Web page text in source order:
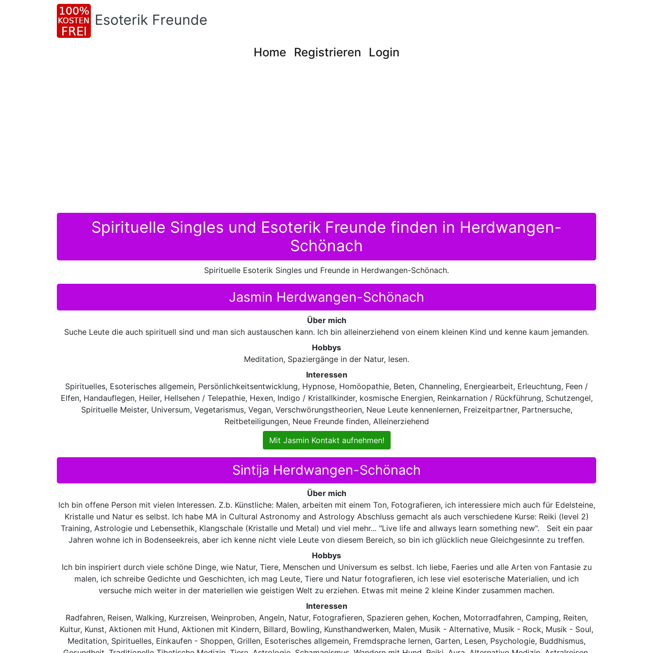
Esoterik Freunde
Home Registrieren Login
Spirituelle Singles und Esoterik Freunde finden in Herdwangen-
Schönach
Spirituelle Esoterik Singles und Freunde in Herdwangen-Schönach.
Jasmin Herdwangen-Schönach
Über mich
Suche Leute die auch spirituell sind und man sich austauschen kann. Ich bin alleinerziehend von einem kleinen Kind und kenne kaum jemanden.
Hobbys
Meditation, Spaziergänge in der Natur, lesen.
Interessen
Spirituelles, Esoterisches allgemein, Persönlichkeitsentwicklung, Hypnose, Homöopathie, Beten, Channeling, Energiearbeit, Erleuchtung, Feen /
Elfen, Handauflegen, Heiler, Hellsehen / Telepathie, Hexen, Indigo / Kristallkinder, kosmische Energien, Reinkarnation / Rückführung, Schutzengel,
Spirituelle Meister, Universum, Vegetarismus, Vegan, Verschwörungstheorien, Neue Leute kennenlernen, Freizeitpartner, Partnersuche,
Reitbeteiligungen, Neue Freunde finden, Alleinerziehend
Mit Jasmin Kontakt aufnehmen!
Sintija Herdwangen-Schönach
Über mich
Ich bin offene Person mit vielen Interessen. Z.b. Künstliche: Malen, arbeiten mit einem Ton, Fotografieren, ich interessiere mich auch für Edelsteine,
Kristalle und Natur es selbst. Ich habe MA in Cultural Astronomy and Astrology Abschluss gemacht als auch verschiedene Kurse: Reiki (level 2)
Training, Astrologie und Lebensethik, Klangschale (Kristalle und Metal) und viel mehr... "Live life and allways learn something new". Seit ein paar
Jahren wohne ich in Bodenseekreis, aber ich kenne nicht viele Leute von diesem Bereich, so bin ich glücklich neue Gleichgesinnte zu treffen.
Hobbys
Ich bin inspiriert durch viele schöne Dinge, wie Natur, Tiere, Menschen und Universum es selbst. Ich liebe, Faeries und alle Arten von Fantasie zu
malen, ich schreibe Gedichte und Geschichten, ich mag Leute, Tiere und Natur fotografieren, ich lese viel esoterische Materialien, und ich
versuche mich weiter in der materiellen wie geistigen Welt zu erziehen. Etwas mit meine 2 kleine Kinder zusammen machen.
Interessen
Radfahren, Reisen, Walking, Kurzreisen, Weinproben, Angeln, Natur, Fotografieren, Spazieren gehen, Kochen, Motorradfahren, Camping, Reiten,
Kultur, Kunst, Aktionen mit Hund, Aktionen mit Kindern, Billard, Bowling, Kunsthandwerken, Malen, Musik - Alternative, Musik - Rock, Musik - Soul,
Meditation, Spirituelles, Einkaufen - Shoppen, Grillen, Esoterisches allgemein, Fremdsprache lernen, Garten, Lesen, Psychologie, Buddhismus,